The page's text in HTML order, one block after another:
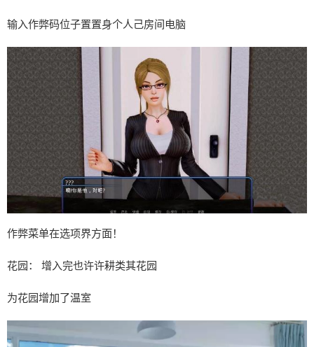
输入作弊码位子置置身个人己房间电脑
作弊菜单在选项界方面！
花园： 增入完也许许耕类其花园
为花园增加了温室